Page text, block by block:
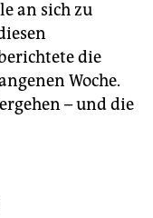
an sich zu
die
Woche.
– und die